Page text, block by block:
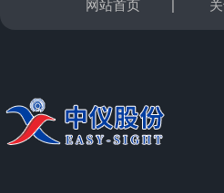
网站首页 |